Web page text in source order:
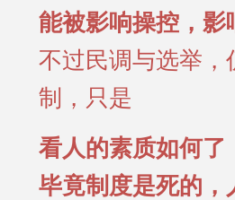
能被影响操控，影
不过民调与选举，
制，只是
看人的素质如何了
毕竟制度是死的，